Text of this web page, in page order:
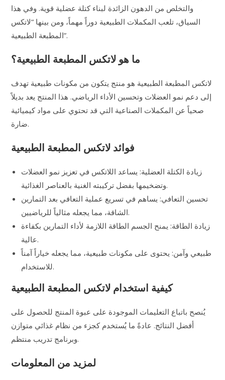
والتخلص من الدهون الزائدة لبناء كتلة عضلية قوية. وفي هذا
السياق، تلعب المكملات الطبيعية دوراً مهماً، ومن بينها “لاتكس
المطبعة الطبيعية”.
ما هو لاتكس المطبعة الطبيعية؟
لاتكس المطبعة الطبيعية هو منتج يتكون من مكونات طبيعية تهدف
إلى دعم نمو العضلات وتحسين الأداء الرياضي. هذا المنتج يعد بديلاً
صحياً عن المكملات الصناعية التي قد تحتوي على مواد كيميائية
ضارة.
فوائد لاتكس المطبعة الطبيعية
زيادة الكتلة العضلية: يساعد اللاتكس في تعزيز نمو العضلات
وتضخيمها بفضل تركيبته الغنية بالعناصر الغذائية.
تحسين التعافي: يساهم في تسريع عملية التعافي بعد التمارين
الشاقة، مما يجعله مثالياً للرياضيين.
زيادة الطاقة: يمنح الجسم الطاقة اللازمة لأداء التمارين بكفاءة
عالية.
طبيعي وآمن: يحتوى على مكونات طبيعية، مما يجعله خياراً آمناً
للاستخدام.
كيفية استخدام لاتكس المطبعة الطبيعية
يُنصح باتباع التعليمات الموجودة على عبوة المنتج للحصول على
أفضل النتائج. عادةً ما يُستخدم كجزء من نظام غذائي متوازن
وبرنامج تدريب منتظم.
لمزيد من المعلومات